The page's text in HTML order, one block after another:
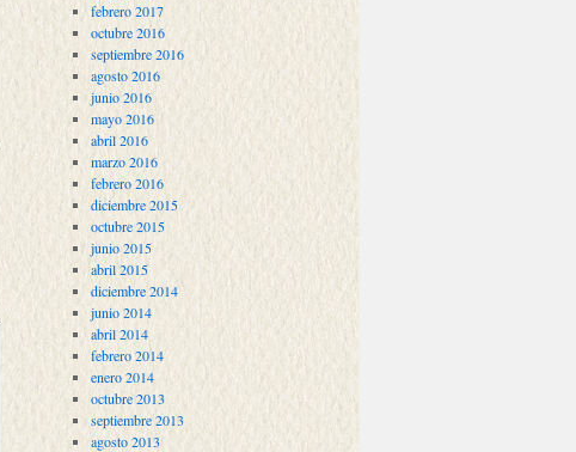
febrero 2017
octubre 2016
septiembre 2016
agosto 2016
junio 2016
mayo 2016
abril 2016
marzo 2016
febrero 2016
diciembre 2015
octubre 2015
junio 2015
abril 2015
diciembre 2014
junio 2014
abril 2014
febrero 2014
enero 2014
octubre 2013
septiembre 2013
agosto 2013